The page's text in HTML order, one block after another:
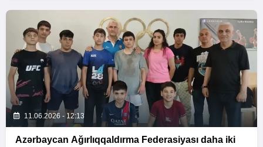
11.06.2026 - 12:13
Azərbaycan Ağırlıqqaldırma Federasiyası daha iki